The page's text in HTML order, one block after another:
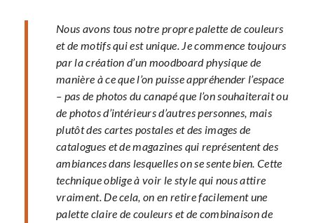
Nous avons tous notre propre palette de couleurs
et de motifs qui est unique. Je commence toujours
par la création d’un moodboard physique de
manière à ce que l’on puisse appréhender l’espace
– pas de photos du canapé que l’on souhaiterait ou
de photos d’intérieurs d’autres personnes, mais
plutôt des cartes postales et des images de
catalogues et de magazines qui représentent des
ambiances dans lesquelles on se sente bien. Cette
technique oblige à voir le style qui nous attire
vraiment. De cela, on en retire facilement une
palette claire de couleurs et de combinaison de